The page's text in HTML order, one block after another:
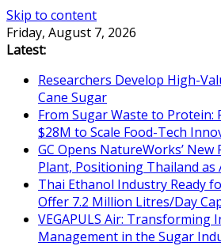
Skip to content
Friday, August 7, 2026
Latest:
Researchers Develop High-
Cane Sugar
From Sugar Waste to Protein:
$28M to Scale Food-Tech
GC Opens NatureWorks’
Plant, Positioning Thailand as
Thai Ethanol Industry Ready
Offer 7.2 Million Litres/Day
VEGAPULS Air: Transforming
Management in the Sugar